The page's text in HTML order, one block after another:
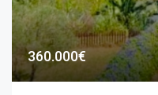
360.000€